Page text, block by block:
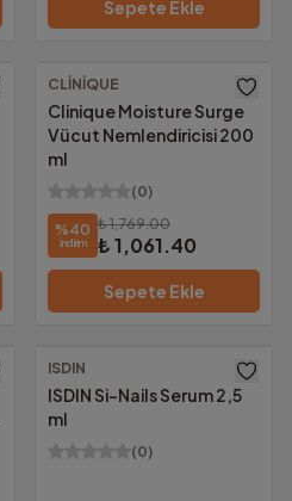
Sepete Ekle
Ücretsiz Kargo
CLINIQUE
Clinique Moisture Surge
Vücut Nemlendiricisi 200
ml
(0)
%40
İndirim
₺ 1,769.00
₺ 1,061.40
Sepete Ekle
Ücretsiz Kargo
ISDIN
ISDIN Si-Nails Serum 2,5
ml
(0)